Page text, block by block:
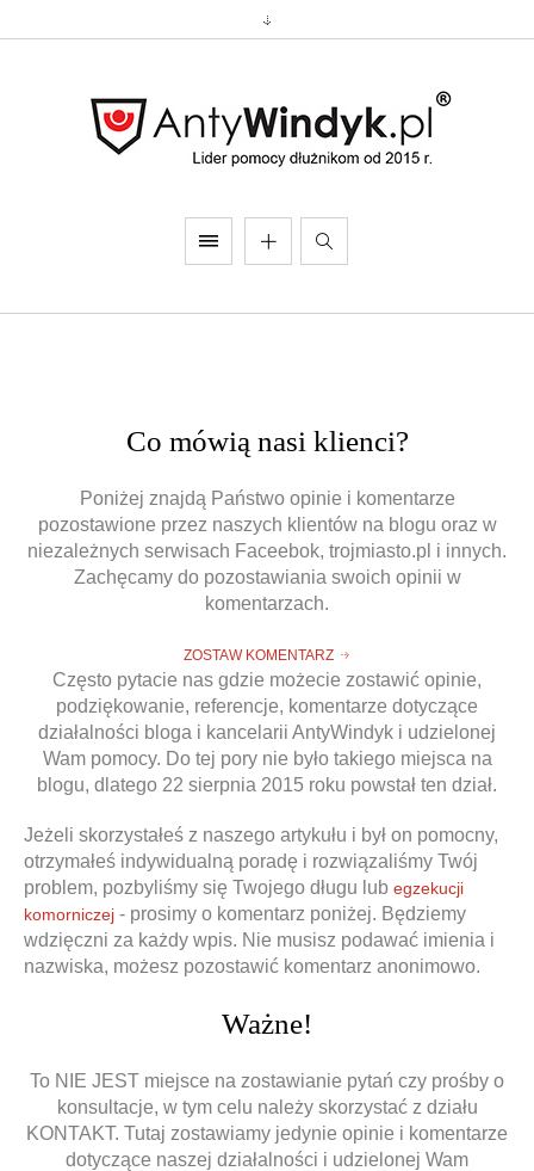
Reprezentacja procesowa
Doradztwo prawne
Doradztwo & konsulting
Co mówią nasi klienci?
Poniżej znajdą Państwo opinie i komentarze
pozostawione przez naszych klientów na blogu oraz w
niezależnych serwisach Faceebok, trojmiasto.pl i innych.
Zachęcamy do pozostawiania swoich opinii w
komentarzach.
ZOSTAW KOMENTARZ
Często pytacie nas gdzie możecie zostawić opinie,
podziękowanie, referencje, komentarze dotyczące
działalności bloga i kancelarii AntyWindyk i udzielonej
Wam pomocy. Do tej pory nie było takiego miejsca na
blogu, dlatego 22 sierpnia 2015 roku powstał ten dział.
Jeżeli skorzystałeś z naszego artykułu i był on pomocny,
otrzymałeś indywidualną poradę i rozwiązaliśmy Twój
problem, pozbyliśmy się Twojego długu lub egzekucji
komorniczej - prosimy o komentarz poniżej. Będziemy
wdzięczni za każdy wpis. Nie musisz podawać imienia i
nazwiska, możesz pozostawić komentarz anonimowo.
Ważne!
To NIE JEST miejsce na zostawianie pytań czy prośby o
konsultacje, w tym celu należy skorzystać z działu
KONTAKT. Tutaj zostawiamy jedynie opinie i komentarze
dotyczące naszej działalności i udzielonej Wam